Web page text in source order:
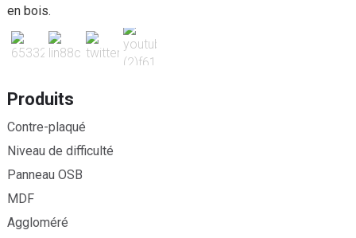
en bois.
Produits
Contre-plaqué
Niveau de difficulté
Panneau OSB
MDF
Aggloméré